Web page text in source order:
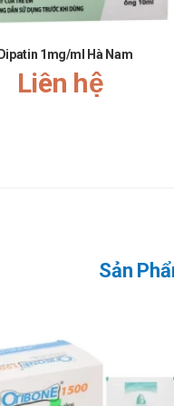
bác sĩ điều trị. Không tự
tâm thần (chỉ điều trị
sử dụng và chỉ định của
Dipatin 1mg/ml Hà Nam
Liên hệ
Sản